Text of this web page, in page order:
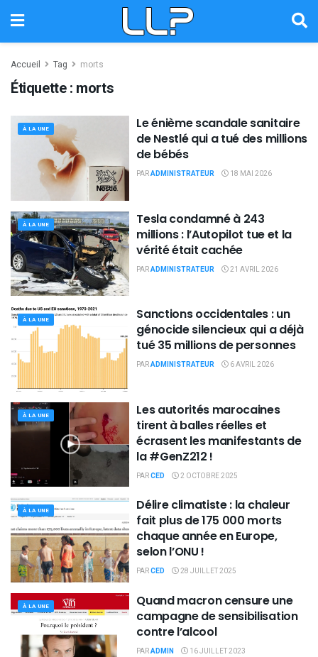
Accueil Tag morts
Étiquette : morts
À LA UNE
Le énième scandale sanitaire
de Nestlé qui a tué des millions
de bébés
PARADMINISTRATEUR 18 MAI 2026
À LA UNE
Tesla condamné à 243
millions : l’Autopilot tue et la
vérité était cachée
PARADMINISTRATEUR 21 AVRIL 2026
À LA UNE
Sanctions occidentales : un
génocide silencieux qui a déjà
tué 35 millions de personnes
PARADMINISTRATEUR 6 AVRIL 2026
À LA UNE
Les autorités marocaines
tirent à balles réelles et
écrasent les manifestants de
la #GenZ212 !
PARCED 2 OCTOBRE 2025
À LA UNE
Délire climatiste : la chaleur
fait plus de 175 000 morts
chaque année en Europe,
selon l’ONU !
PARCED 28 JUILLET 2025
À LA UNE
Quand macron censure une
campagne de sensibilisation
contre l’alcool
PARADMIN 16 JUILLET 2023